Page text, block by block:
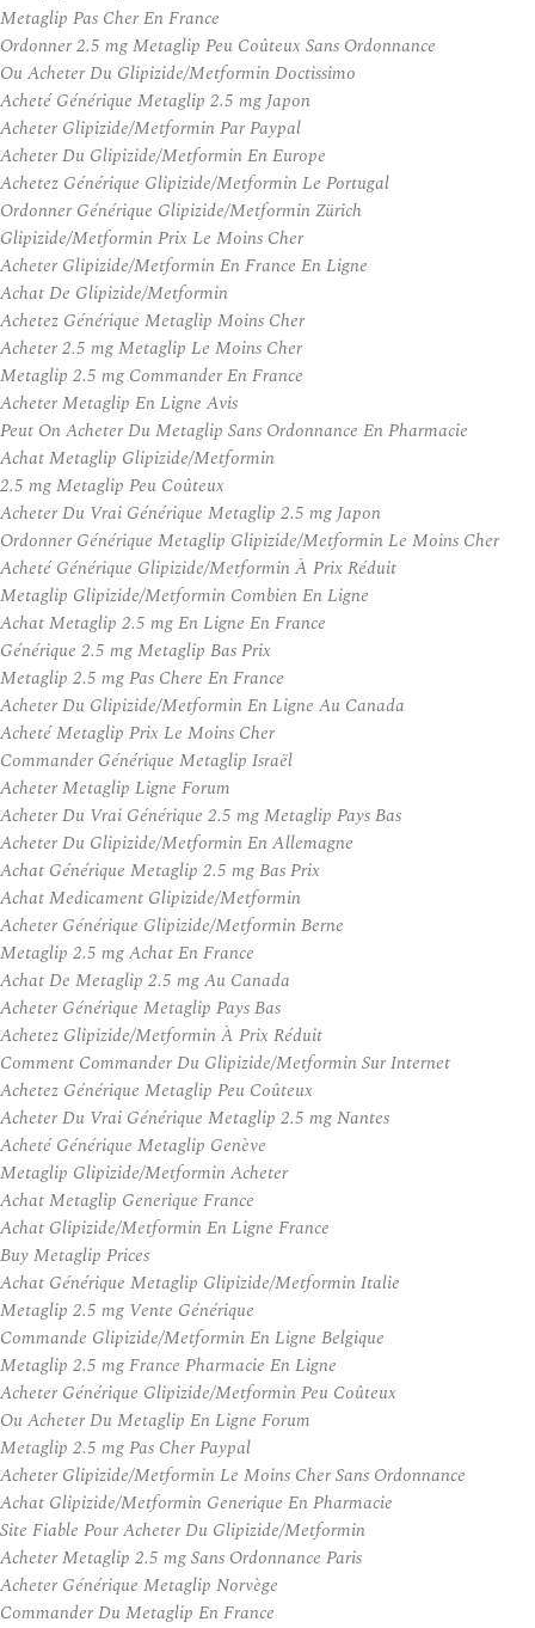
Metaglip Pas Cher En France
Ordonner 2.5 mg Metaglip Peu Coûteux Sans Ordonnance
Ou Acheter Du Glipizide/Metformin Doctissimo
Acheté Générique Metaglip 2.5 mg Japon
Acheter Glipizide/Metformin Par Paypal
Acheter Du Glipizide/Metformin En Europe
Achetez Générique Glipizide/Metformin Le Portugal
Ordonner Générique Glipizide/Metformin Zürich
Glipizide/Metformin Prix Le Moins Cher
Acheter Glipizide/Metformin En France En Ligne
Achat De Glipizide/Metformin
Achetez Générique Metaglip Moins Cher
Acheter 2.5 mg Metaglip Le Moins Cher
Metaglip 2.5 mg Commander En France
Acheter Metaglip En Ligne Avis
Peut On Acheter Du Metaglip Sans Ordonnance En Pharmacie
Achat Metaglip Glipizide/Metformin
2.5 mg Metaglip Peu Coûteux
Acheter Du Vrai Générique Metaglip 2.5 mg Japon
Ordonner Générique Metaglip Glipizide/Metformin Le Moins Cher
Acheté Générique Glipizide/Metformin À Prix Réduit
Metaglip Glipizide/Metformin Combien En Ligne
Achat Metaglip 2.5 mg En Ligne En France
Générique 2.5 mg Metaglip Bas Prix
Metaglip 2.5 mg Pas Chere En France
Acheter Du Glipizide/Metformin En Ligne Au Canada
Acheté Metaglip Prix Le Moins Cher
Commander Générique Metaglip Israël
Acheter Metaglip Ligne Forum
Acheter Du Vrai Générique 2.5 mg Metaglip Pays Bas
Acheter Du Glipizide/Metformin En Allemagne
Achat Générique Metaglip 2.5 mg Bas Prix
Achat Medicament Glipizide/Metformin
Acheter Générique Glipizide/Metformin Berne
Metaglip 2.5 mg Achat En France
Achat De Metaglip 2.5 mg Au Canada
Acheter Générique Metaglip Pays Bas
Achetez Glipizide/Metformin À Prix Réduit
Comment Commander Du Glipizide/Metformin Sur Internet
Achetez Générique Metaglip Peu Coûteux
Acheter Du Vrai Générique Metaglip 2.5 mg Nantes
Acheté Générique Metaglip Genève
Metaglip Glipizide/Metformin Acheter
Achat Metaglip Generique France
Achat Glipizide/Metformin En Ligne France
Buy Metaglip Prices
Achat Générique Metaglip Glipizide/Metformin Italie
Metaglip 2.5 mg Vente Générique
Commande Glipizide/Metformin En Ligne Belgique
Metaglip 2.5 mg France Pharmacie En Ligne
Acheter Générique Glipizide/Metformin Peu Coûteux
Ou Acheter Du Metaglip En Ligne Forum
Metaglip 2.5 mg Pas Cher Paypal
Acheter Glipizide/Metformin Le Moins Cher Sans Ordonnance
Achat Glipizide/Metformin Generique En Pharmacie
Site Fiable Pour Acheter Du Glipizide/Metformin
Acheter Metaglip 2.5 mg Sans Ordonnance Paris
Acheter Générique Metaglip Norvège
Commander Du Metaglip En France